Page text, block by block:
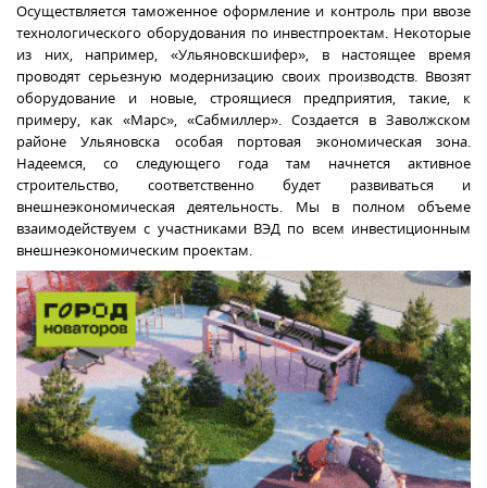
Осуществляется таможенное оформление и контроль при ввозе
технологического оборудования по инвестпроектам. Некоторые
из них, например, «Ульяновскшифер», в настоящее время
проводят серьезную модернизацию своих производств. Ввозят
оборудование и новые, строящиеся предприятия, такие, к
примеру, как «Марс», «Сабмиллер». Создается в Заволжском
районе Ульяновска особая портовая экономическая зона.
Надеемся, со следующего года там начнется
активное
строительство, соответственно будет развиваться и
внешнеэкономическая деятельность. Мы в полном объеме
взаимодействуем с участниками ВЭД по всем инвестиционным
внешнеэкономическим проектам.